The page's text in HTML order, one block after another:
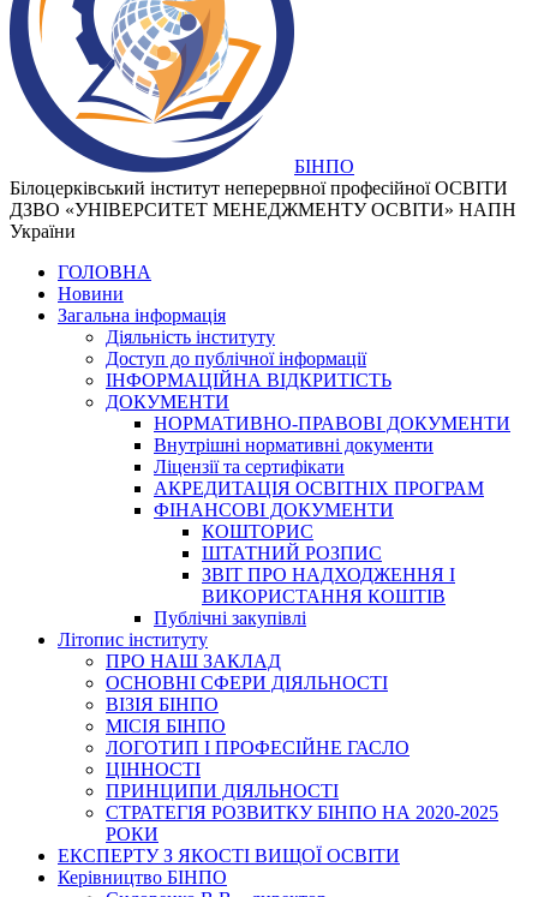
БІНПО
Білоцерківський інститут неперервної професійної ОСВІТИ
ДЗВО «УНІВЕРСИТЕТ МЕНЕДЖМЕНТУ ОСВІТИ» НАПН
України
ГОЛОВНА
Новини
Загальна інформація
Діяльність інституту
Доступ до публічної інформації
ІНФОРМАЦІЙНА ВІДКРИТІСТЬ
ДОКУМЕНТИ
НОРМАТИВНО-ПРАВОВІ ДОКУМЕНТИ
Внутрішні нормативні документи
Ліцензії та сертифікати
АКРЕДИТАЦІЯ ОСВІТНІХ ПРОГРАМ
ФІНАНСОВІ ДОКУМЕНТИ
КОШТОРИС
ШТАТНИЙ РОЗПИС
ЗВІТ ПРО НАДХОДЖЕННЯ І
ВИКОРИСТАННЯ КОШТІВ
Публічні закупівлі
Літопис інституту
ПРО НАШ ЗАКЛАД
ОСНОВНІ СФЕРИ ДІЯЛЬНОСТІ
ВІЗІЯ БІНПО
МІСІЯ БІНПО
ЛОГОТИП І ПРОФЕСІЙНЕ ГАСЛО
ЦІННОСТІ
ПРИНЦИПИ ДІЯЛЬНОСТІ
СТРАТЕГІЯ РОЗВИТКУ БІНПО НА 2020-2025
РОКИ
ЕКСПЕРТУ З ЯКОСТІ ВИЩОЇ ОСВІТИ
Керівництво БІНПО